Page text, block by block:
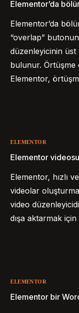
Elementor’da
Elementor’da
“overlap”
düzenleyicinin üst
bulunur. Örtüşme
Elementor,
ELEMENTOR
Elementor
Elementor, hızlı
videolar
video
dışa aktarmak
ELEMENTOR
Elementor bir